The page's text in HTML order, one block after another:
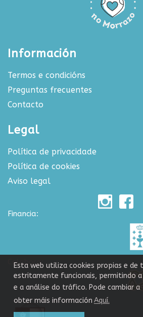
Información
Termos e condicións
Preguntas frecuentes
Contacto
Legal
Política de privacidade
Política de cookies
Aviso legal
Financia:
Colabora:
Esta web utiliza cookies propias e de
estritamente funcionais, permitindo a
e a análise do tráfico. Pode cambiar a
obter máis información Aquí.